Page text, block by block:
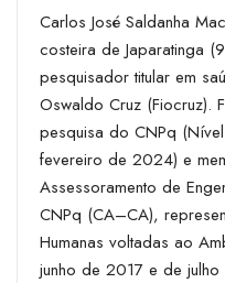
Carlos José Saldanha
costeira de Japaratinga
pesquisador titular em
Oswaldo Cruz (Fiocruz).
pesquisa do CNPq
fevereiro de 2024) e
Assessoramento de
CNPq (CA–CA),
Humanas voltadas ao
junho de 2017 e de